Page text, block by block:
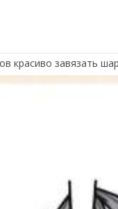
красиво завязать